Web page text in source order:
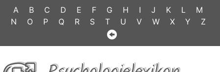
A B C D E F G H I J K L
M
N
O P Q R S T U V W X Y Z